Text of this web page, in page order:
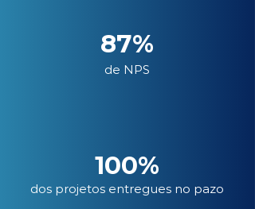
87%
de NPS
100%
dos projetos entregues no pazo